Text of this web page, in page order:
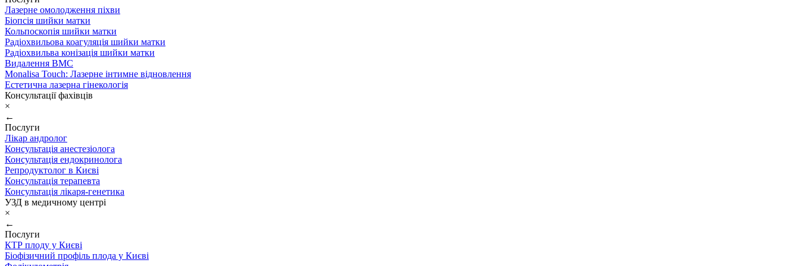
Лазерне омолодження піхви
Біопсія шийки матки
Кольпоскопія шийки матки
Радіохвильова коагуляція шийки матки
Радіохвильва конізація шийки матки
Видалення ВМС
Monalisa Touch: Лазерне інтимне відновлення
Естетична лазерна гінекологія
Консультації фахівців
×
←
Послуги
Лікар андролог
Консультація анестезіолога
Консультація ендокринолога
Репродуктолог в Києві
Консультація терапевта
Консультація лікаря-генетика
УЗД в медичному центрі
×
←
Послуги
КТР плоду у Києві
Біофізичний профіль плода у Києві